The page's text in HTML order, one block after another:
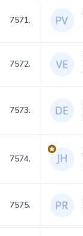
7571.
7572.
7573.
7574.
7575.